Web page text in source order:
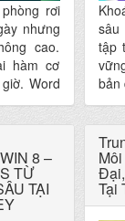
rơi
nhưng
cao.
hàm cơ
Word
trình bày
tiến
những
KEY
Văn
bản,
sâu
tập
bản
kỹ
tin
8 –
TỪ
TẠI Tại